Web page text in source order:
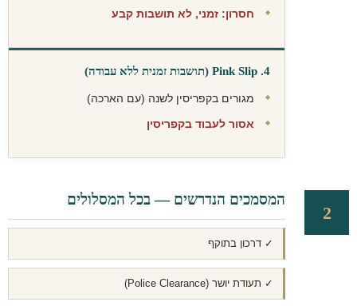
חסרון: זמני, לא תושבות קבע
4. Pink Slip (תושבות זמנית ללא עבודה)
מגורים בקפריסין לשנה (עם הארכה)
אסור לעבוד בקפריסין
2
המסמכים הנדרשים — בכל המסלולים
✓ דרכון בתוקף
✓ תעודת יושר (Police Clearance)